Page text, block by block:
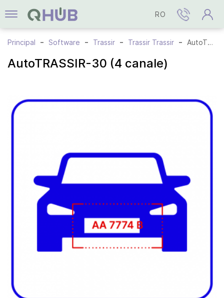
RO
Principal Software Trassir Trassir Trassir AutoTRASSIR-30 (4 canale)
AutoTRASSIR-30 (4 canale)